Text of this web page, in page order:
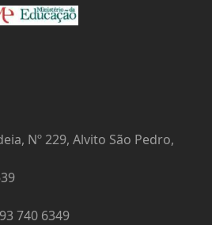
Nº 229, Alvito São Pedro,
740 6349